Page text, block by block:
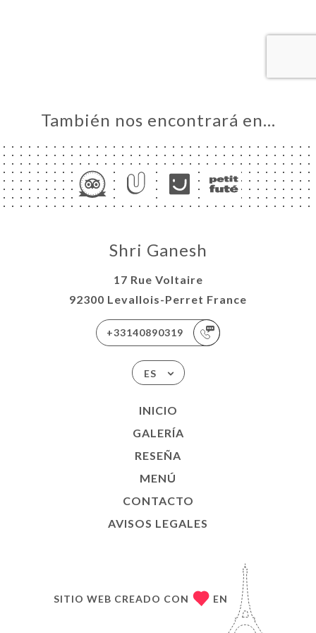
También nos encontrará en…
Shri Ganesh
17 Rue Voltaire
92300 Levallois-Perret France
+33140890319
ES
INICIO
GALERÍA
RESEÑA
MENÚ
CONTACTO
AVISOS LEGALES
SITIO WEB CREADO CON EN